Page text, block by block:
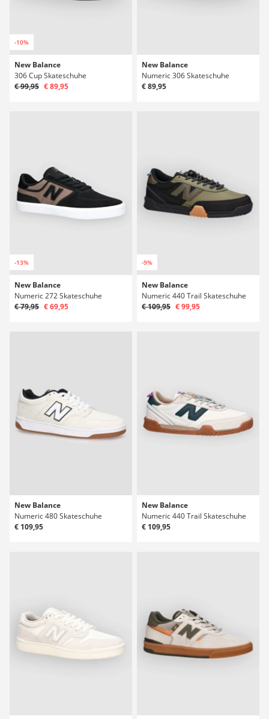
-10%
New Balance
306 Cup Skateschuhe
€ 99,95 € 89,95
New Balance
Numeric 306 Skateschuhe
€ 89,95
-13%
New Balance
Numeric 272 Skateschuhe
€ 79,95 € 69,95
-9%
New Balance
Numeric 440 Trail Skateschuhe
€ 109,95 € 99,95
New Balance
Numeric 480 Skateschuhe
€ 109,95
New Balance
Numeric 440 Trail Skateschuhe
€ 109,95